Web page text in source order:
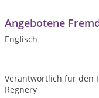
Angebotene
Englisch
Verantwortlich für den
Regnery